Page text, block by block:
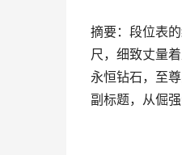
摘要：段位表
尺，细致丈量
永恒钻石，至
副标题，从倔